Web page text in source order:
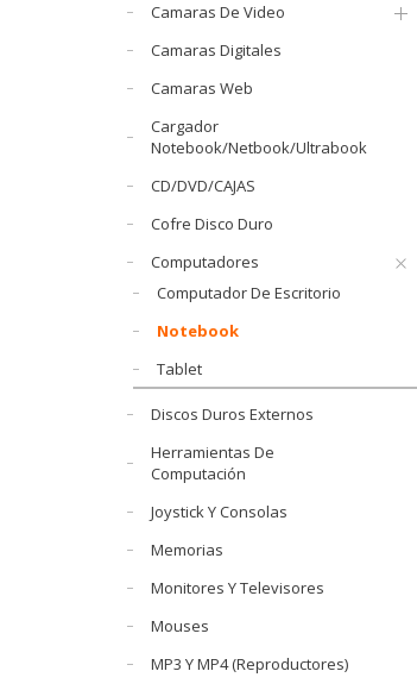
Camaras De Video
Camaras Digitales
Camaras Web
Cargador
Notebook/Netbook/Ultrabook
CD/DVD/CAJAS
Cofre Disco Duro
Computadores
Computador De Escritorio
Notebook
Tablet
Discos Duros Externos
Herramientas De
Computación
Joystick Y Consolas
Memorias
Monitores Y Televisores
Mouses
MP3 Y MP4 (Reproductores)